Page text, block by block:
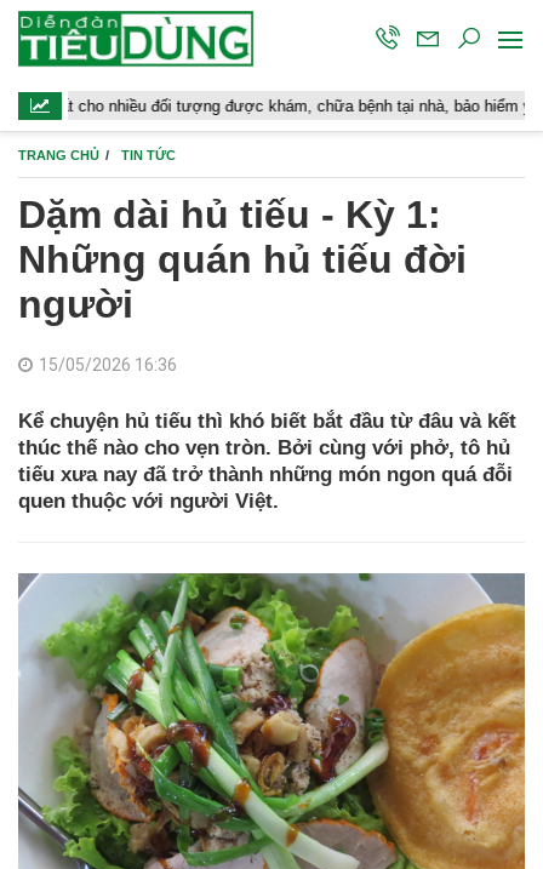
đối tượng được khám, chữa bệnh tại nhà, bảo hiểm y tế chi trả
TRANG CHỦ TIN TỨC
Dặm dài hủ tiếu - Kỳ 1:
Những quán hủ tiếu đời
người
15/05/2026 16:36
Kể chuyện hủ tiếu thì khó biết bắt đầu từ đâu và kết
thúc thế nào cho vẹn tròn. Bởi cùng với phở, tô hủ
tiếu xưa nay đã trở thành những món ngon quá đỗi
quen thuộc với người Việt.